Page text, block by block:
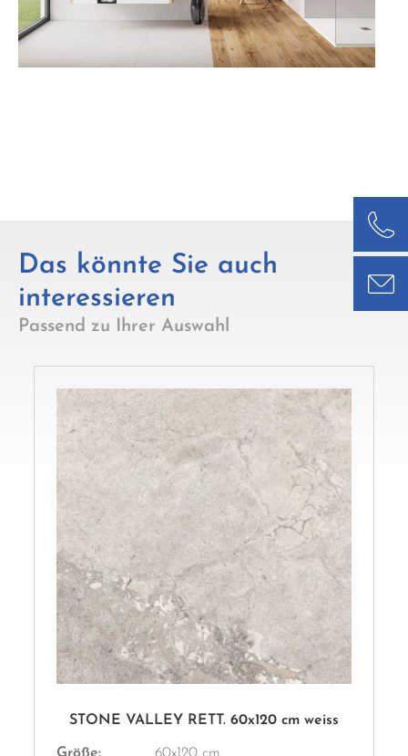
Das könnte Sie auch
interessieren
STONE VALLEY RETT. 60x120 cm weiss
Größe: 60x120 cm